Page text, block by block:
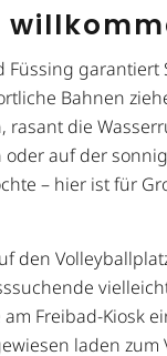
Füssing garantiert
Bahnen
rasant die
auf der
– hier ist für
den
Freibad-Kiosk
laden zum